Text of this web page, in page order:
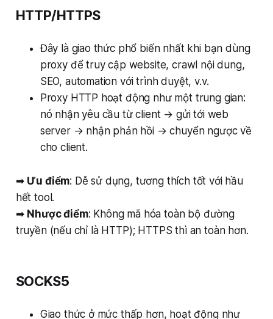
HTTP/HTTPS
Đây là giao thức phổ biến nhất khi bạn dùng
proxy để truy cập website, crawl nội dung,
SEO, automation với trình duyệt, v.v.
Proxy HTTP hoạt động như một trung gian:
nó nhận yêu cầu từ client → gửi tới web
server → nhận phản hồi → chuyển ngược về
cho client.
➡ Ưu điểm: Dễ sử dụng, tương thích tốt với hầu
hết tool.
➡ Nhược điểm: Không mã hóa toàn bộ đường
truyền (nếu chỉ là HTTP); HTTPS thì an toàn hơn.
SOCKS5
Giao thức ở mức thấp hơn, hoạt động như